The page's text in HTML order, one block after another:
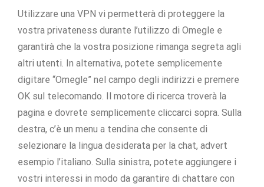
Utilizzare una VPN vi permetterà di proteggere la
vostra privateness durante l’utilizzo di Omegle e
garantirà che la vostra posizione rimanga segreta agli
altri utenti. In alternativa, potete semplicemente
digitare “Omegle” nel campo degli indirizzi e premere
OK sul telecomando. Il motore di ricerca troverà la
pagina e dovrete semplicemente cliccarci sopra. Sulla
destra, c’è un menu a tendina che consente di
selezionare la lingua desiderata per la chat, advert
esempio l’italiano. Sulla sinistra, potete aggiungere i
vostri interessi in modo da garantire di chattare con